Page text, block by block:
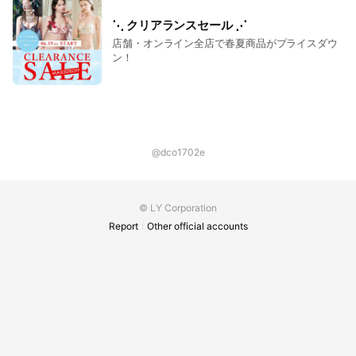
⋱ クリアランスセール ⋰
店舗・オンライン全店で春夏商品がプライスダウ
ン！
@dco1702e
© LY Corporation
Report
Other official accounts